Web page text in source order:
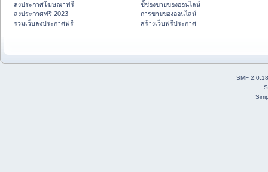
ลงประกาศโฆษณาฟรี
ลงประกาศฟรี 2023
รวมเว็บลงประกาศฟรี
ชี้ช่องขายของออนไลน์
การขายของออนไลน์
สร้างเว็บฟรีประกาศ
SMF 2.0.18